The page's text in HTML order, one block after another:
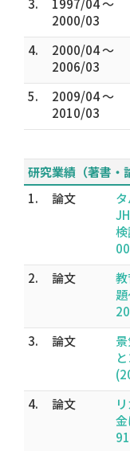
3.
1997/04 ～
2000/03
4.
2000/04 ～
2006/03
5.
2009/04 ～
2010/03
研究業績（著書・
1.
論文
2.
論文
3.
論文
4.
論文